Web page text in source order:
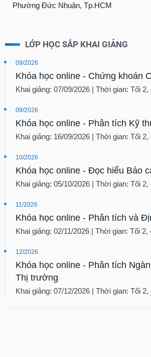
Phường Đức Nhuận, Tp.HCM
LỚP HỌC SẮP KHAI GIẢNG
09/2026
Khóa học online - Chứng khoán
Khai giảng: 07/09/2026 | Thời gian: Tối 2,
09/2026
Khóa học online - Phân tích Kỹ
Khai giảng: 16/09/2026 | Thời gian: Tối 2,
10/2026
Khóa học online - Đọc hiểu Báo
Khai giảng: 05/10/2026 | Thời gian: Tối 2,
11/2026
Khóa học online - Phân tích và
Khai giảng: 02/11/2026 | Thời gian: Tối 2,
12/2026
Khóa học online - Phân tích
Thị trường
Khai giảng: 07/12/2026 | Thời gian: Tối 2,